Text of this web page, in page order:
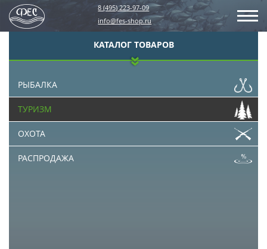
8 (495) 223-97-09
info@fes-shop.ru
КАТАЛОГ ТОВАРОВ
РЫБАЛКА
ТУРИЗМ
ОХОТА
РАСПРОДАЖА